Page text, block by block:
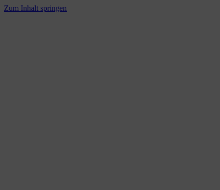
Zum Inhalt springen